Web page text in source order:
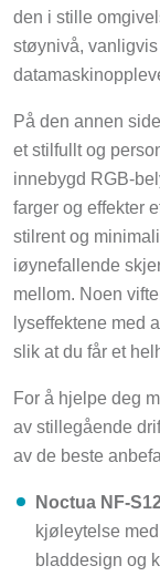
den i stille
støynivå,
På den annen
et stilfullt og
innebygd RGB-
farger og effekter
stilrent og
iøynefallende
mellom. Noen
lyseffektene med
slik at du får et
For å hjelpe deg
av stillegående
av de beste
Noctua NF-
kjøleytelse
bladdesign og